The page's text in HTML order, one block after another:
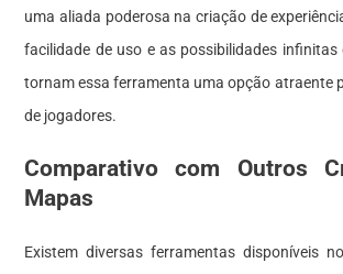
uma aliada poderosa na criação de
facilidade de uso e as possibilidades infinitas
tornam essa ferramenta uma opção atraente
de jogadores.
Comparativo com Outros
Mapas
Existem diversas ferramentas disponíveis